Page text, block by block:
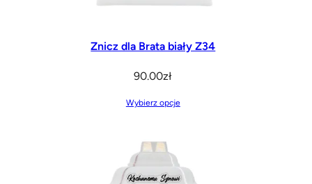
Znicz dla Brata biały Z34
90.00zł
Wybierz opcje